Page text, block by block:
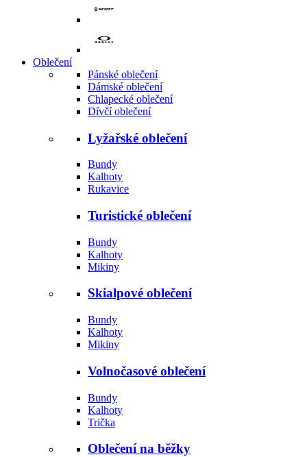
Oblečení
Pánské oblečení
Dámské oblečení
Chlapecké oblečení
Dívčí oblečení
Lyžařské oblečení
Bundy
Kalhoty
Rukavice
Turistické oblečení
Bundy
Kalhoty
Mikiny
Skialpové oblečení
Bundy
Kalhoty
Mikiny
Volnočasové oblečení
Bundy
Kalhoty
Trička
Oblečení na běžky